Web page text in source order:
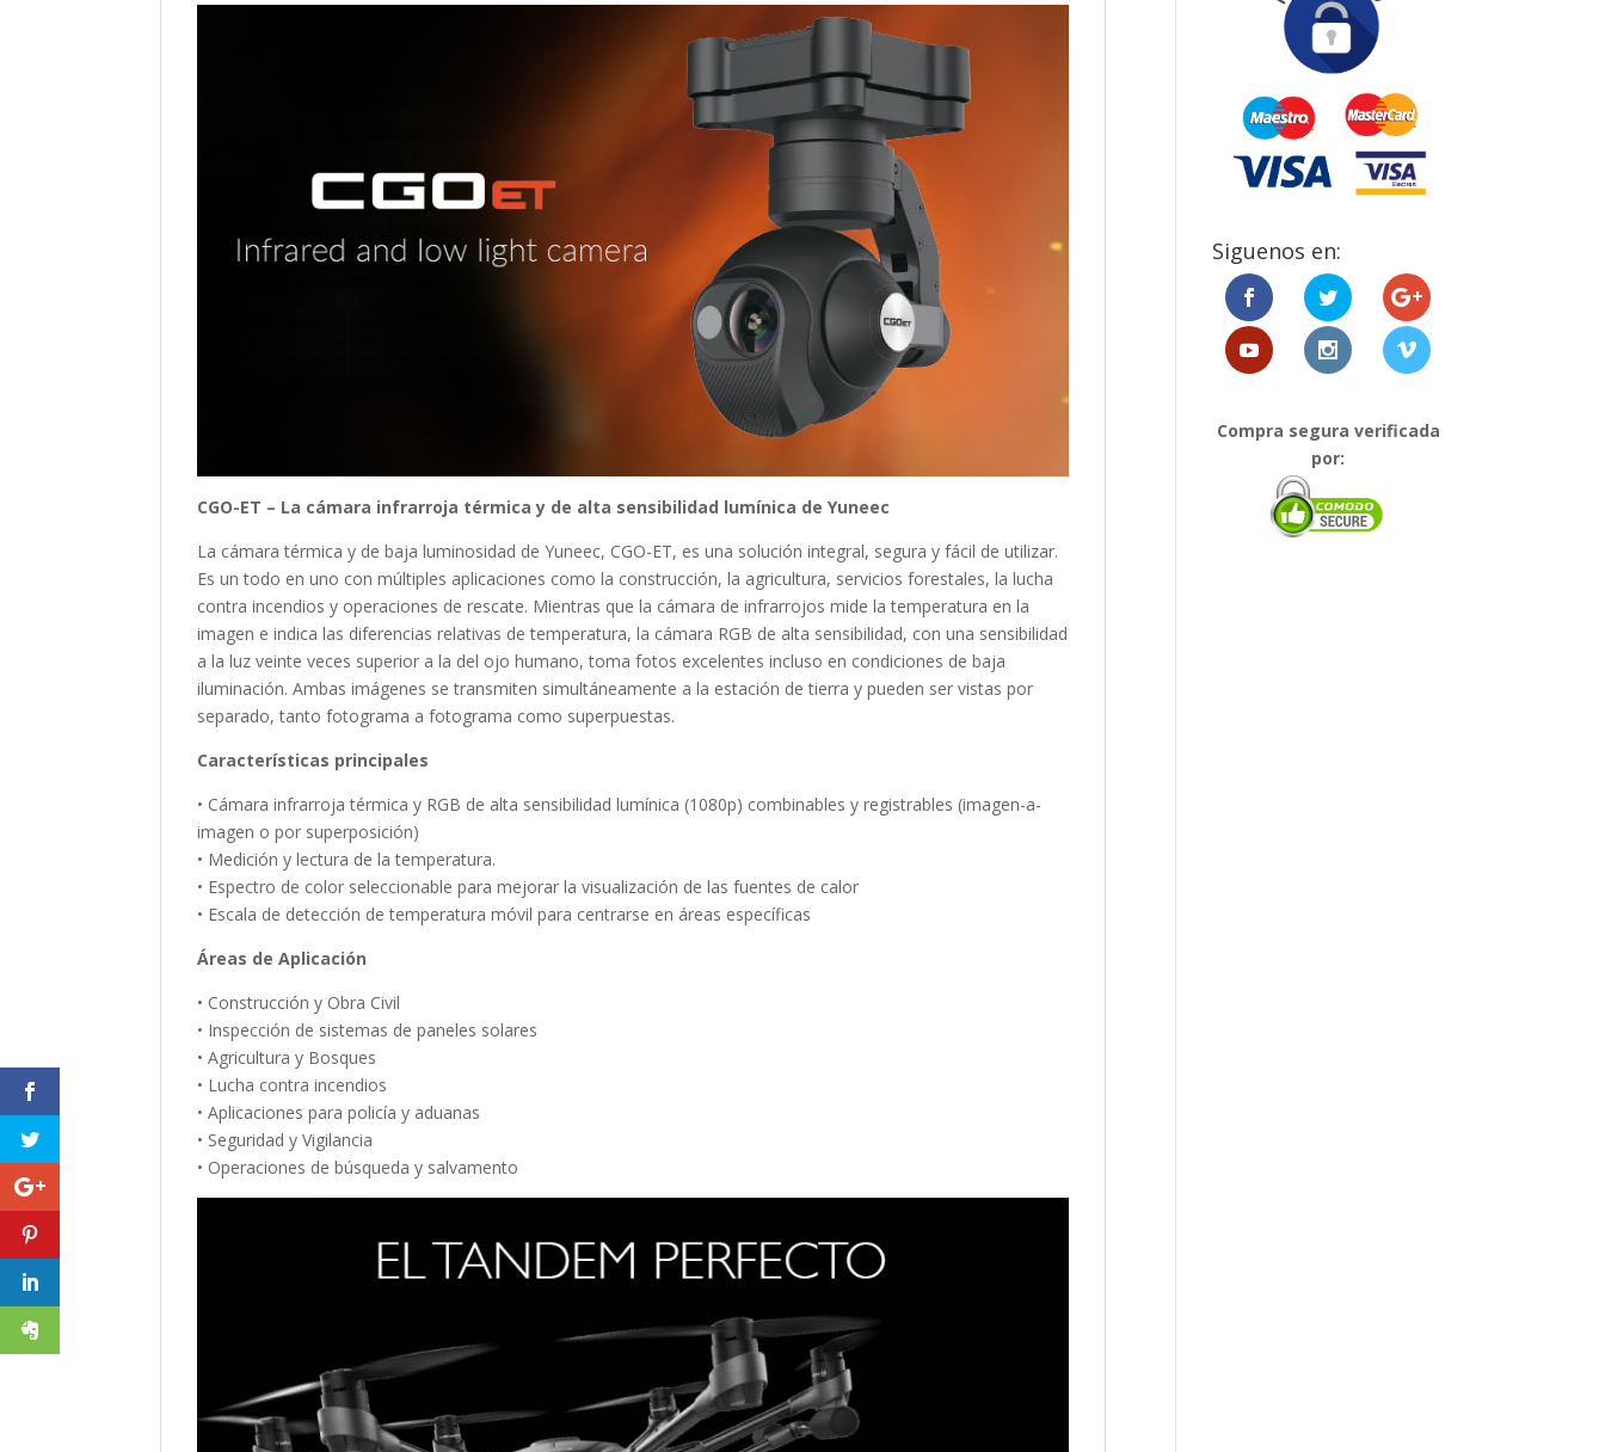
CGO-ET – La cámara infrarroja térmica y de alta sensibilidad lumínica de Yuneec
La cámara térmica y de baja luminosidad de Yuneec, CGO-ET, es una solución integral, segura y fácil de utilizar.
Es un todo en uno con múltiples aplicaciones como la construcción, la agricultura, servicios forestales, la lucha
contra incendios y operaciones de rescate. Mientras que la cámara de infrarrojos mide la temperatura en la
imagen e indica las diferencias relativas de temperatura, la cámara RGB de alta sensibilidad, con una sensibilidad
a la luz veinte veces superior a la del ojo humano, toma fotos excelentes incluso en condiciones de baja
iluminación. Ambas imágenes se transmiten simultáneamente a la estación de tierra y pueden ser vistas por
separado, tanto fotograma a fotograma como superpuestas.
Características principales
• Cámara infrarroja térmica y RGB de alta sensibilidad lumínica (1080p) combinables y registrables (imagen-a-
imagen o por superposición)
• Medición y lectura de la temperatura.
• Espectro de color seleccionable para mejorar la visualización de las fuentes de calor
• Escala de detección de temperatura móvil para centrarse en áreas específicas
Áreas de Aplicación
• Construcción y Obra Civil
• Inspección de sistemas de paneles solares
• Agricultura y Bosques
• Lucha contra incendios
• Aplicaciones para policía y aduanas
• Seguridad y Vigilancia
• Operaciones de búsqueda y salvamento
Siguenos en:
Compra segura verificada
por: